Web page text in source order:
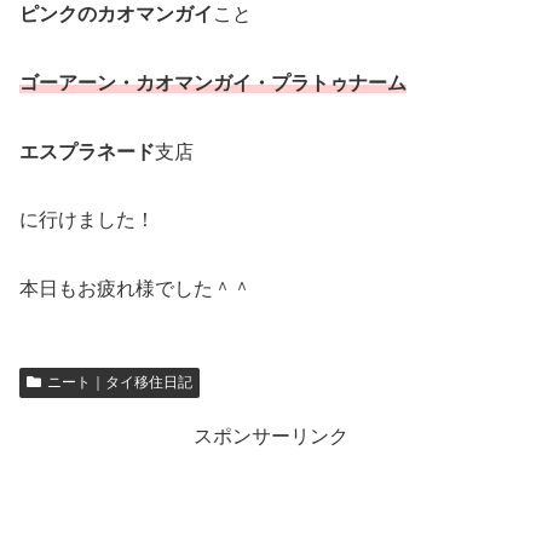
ピンクのカオマンガイ こと
ゴーアーン・カオマンガイ・プラトゥナーム
エスプラネード支店
に行けました！
本日もお疲れ様でした＾＾
ニート｜タイ移住日記
スポンサーリンク